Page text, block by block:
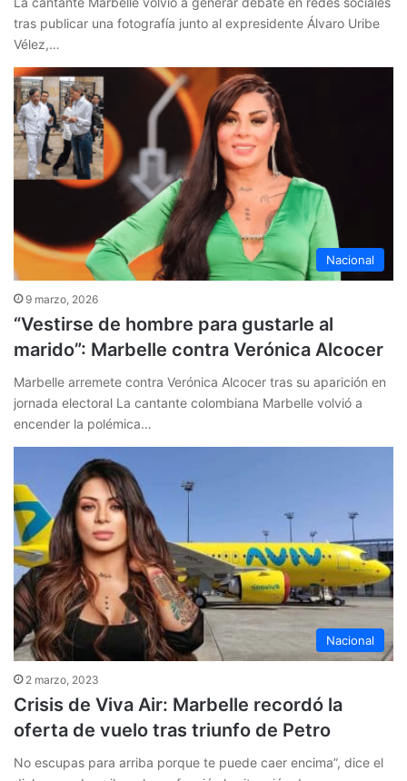
tras publicar una fotografía junto al expresidente Álvaro Uribe
Vélez,…
Nacional
9 marzo, 2026
“Vestirse de hombre para gustarle al
marido”: Marbelle contra Verónica Alcocer
Marbelle arremete contra Verónica Alcocer tras su aparición en
jornada electoral La cantante colombiana Marbelle volvió a
encender la polémica…
Nacional
2 marzo, 2023
Crisis de Viva Air: Marbelle recordó la
oferta de vuelo tras triunfo de Petro
No escupas para arriba porque te puede caer encima”, dice el